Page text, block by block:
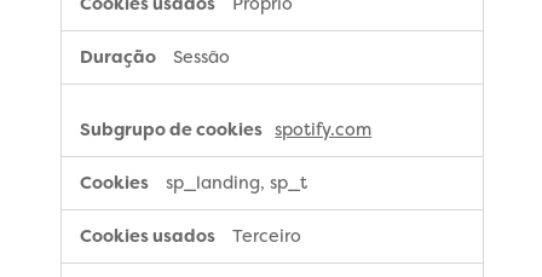
Sessão
spotify.com
sp_landing, sp_t
Terceiro